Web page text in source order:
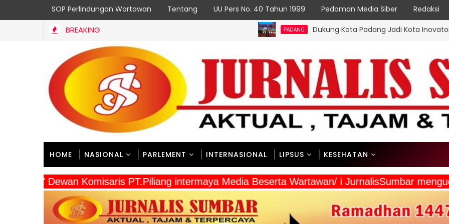
SOP Perlindungan Wartawan Tentang UU Pers No. 40 Tahun 1999 Pedoman Media Siber Redaksi
BREAKING Dukung Kota Padang Jadi Kota Inovator, Kartu
HOME NASIONAL PARLEMENT INTERNASIONAL LIPSUS KESEHATAN
" Dewan Komisaris PT.Piliang intermaya Media Beserta Wartawan/ i JurnalisSumbar